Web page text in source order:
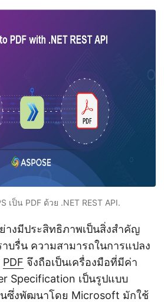
เป็น PDF ด้วย .NET REST API.
างมีประสิทธิภาพเป็นสิ่งสำคัญ
บรื่น ความสามารถในการแปลง
PDF จึงถือเป็นเครื่องมือที่มีค่า
Specification เป็นรูปแบบ
นซึ่งพัฒนาโดย Microsoft มักใช้